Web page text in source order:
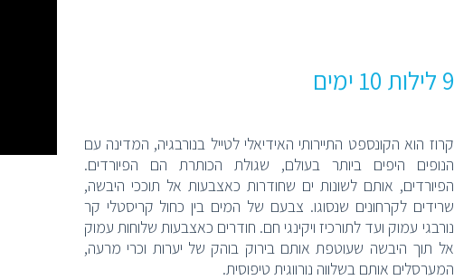
9 לילות 10 ימים
קרוז הוא הקונספט התיירותי האידיאלי לטייל בנורבגיה, המדינה עם
הנופים היפים ביותר בעולם, שגולת הכותרת הם הפיורדים.
הפיורדים, אותם לשונות ים שחודרות כאצבעות אל תוככי היבשה,
שרידים לקרחונים שנסוגו. צבעם של המים בין כחול קריסטלי קר
נורבגי עמוק ועד לתורכיז ויקינגי חם. חודרים כאצבעות שלוחות עמוק
אל תוך היבשה שעוטפת אותם בירוק בוהק של יערות וכרי מרעה,
המערסלים אותם בשלווה נורווגית טיפוסית.